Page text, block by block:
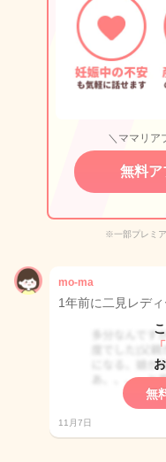
＼ママリア
無料ア
※一部プレミ
mo-ma
1年前に二見レデ
無
11月7日